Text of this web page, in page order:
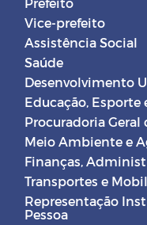
Vice-prefeito
Assistência Social
Saúde
Desenvolvimento
Educação, Esporte
Procuradoria
Meio Ambiente e
Finanças,
Transportes e
Representação
Pessoa